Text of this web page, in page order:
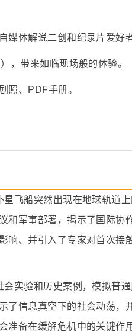
媒体解说二创和纪录片爱好
，带来如临现场般的体验。
照、PDF手册。
飞船突然出现在地球轨道
和军事部署，揭示了国际协
响、并引入了专家对首次接
实验和历史案例，模拟普
了信息真空下的社会动荡，
准备在缓解危机中的关键作